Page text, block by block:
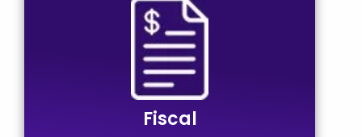
Fiscal